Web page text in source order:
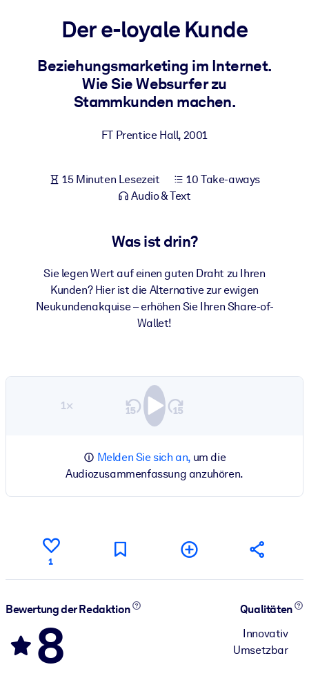
Bauen Sie eine gesunde und resiliente Belegschaft auf.
NACH SYSTEM
Für LMS/LXP
bessere Lernergebnisse.
Bereichern Sie Ihre Unternehmensbibliothek mit
vertrauenswürdigem, praxisnahem Business-Wissen.
Nutzen Sie verlässliches, strukturiertes Wissen, um die Ergebnisse
Der e-loyale Kunde
Beziehungsmarketing im Internet.
Wie Sie Websurfer zu
Stammkunden machen.
FT Prentice Hall, 2001
15 Minuten Lesezeit
10 Take-aways
Audio & Text
Was ist drin?
Sie legen Wert auf einen guten Draht zu Ihren
Kunden? Hier ist die Alternative zur ewigen
Neukundenakquise – erhöhen Sie Ihren Share-of-
Wallet!
1×
Melden Sie sich an,um die
Audiozusammenfassung anzuhören.
1
Bewertung der Redaktion
8
Qualitäten
Innovativ
Umsetzbar